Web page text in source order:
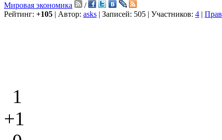
Мировая экономика
/
Рейтинг: +105 | Автор: asks | Записей: 505 | Участников: 4 |
1
+1